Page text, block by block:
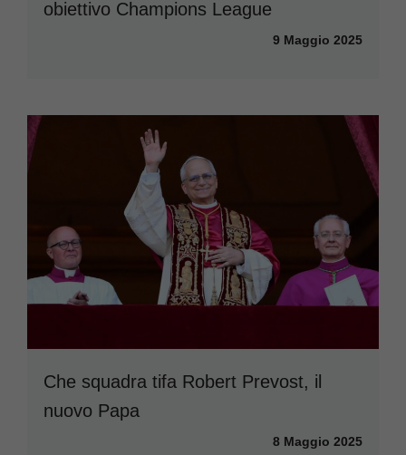
obiettivo Champions League
9 Maggio 2025
Che squadra tifa Robert Prevost, il
nuovo Papa
8 Maggio 2025